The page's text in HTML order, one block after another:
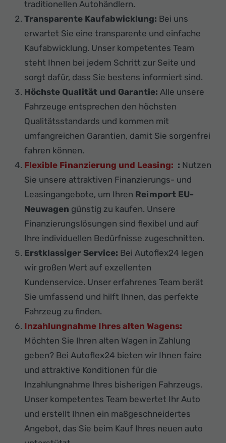
traditionellen Autohändlern.
Transparente Kaufabwicklung: Bei uns
erwartet Sie eine transparente und einfache
Kaufabwicklung. Unser kompetentes Team
steht Ihnen bei jedem Schritt zur Seite und
sorgt dafür, dass Sie bestens informiert sind.
Höchste Qualität und Garantie: Alle unsere
Fahrzeuge entsprechen den höchsten
Qualitätsstandards und kommen mit
umfangreichen Garantien, damit Sie sorgenfrei
fahren können.
Flexible Finanzierung und Leasing: : Nutzen
Sie unsere attraktiven Finanzierungs- und
Leasingangebote, um Ihren Reimport EU-
Neuwagen günstig zu kaufen. Unsere
Finanzierungslösungen sind flexibel und auf
Ihre individuellen Bedürfnisse zugeschnitten.
Erstklassiger Service: Bei Autoflex24 legen
wir großen Wert auf exzellenten
Kundenservice. Unser erfahrenes Team berät
Sie umfassend und hilft Ihnen, das perfekte
Fahrzeug zu finden.
Inzahlungnahme Ihres alten Wagens:
Möchten Sie Ihren alten Wagen in Zahlung
geben? Bei Autoflex24 bieten wir Ihnen faire
und attraktive Konditionen für die
Inzahlungnahme Ihres bisherigen Fahrzeugs.
Unser kompetentes Team bewertet Ihr Auto
und erstellt Ihnen ein maßgeschneidertes
Angebot, das Sie beim Kauf Ihres neuen auto